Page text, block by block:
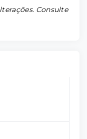
Consulte